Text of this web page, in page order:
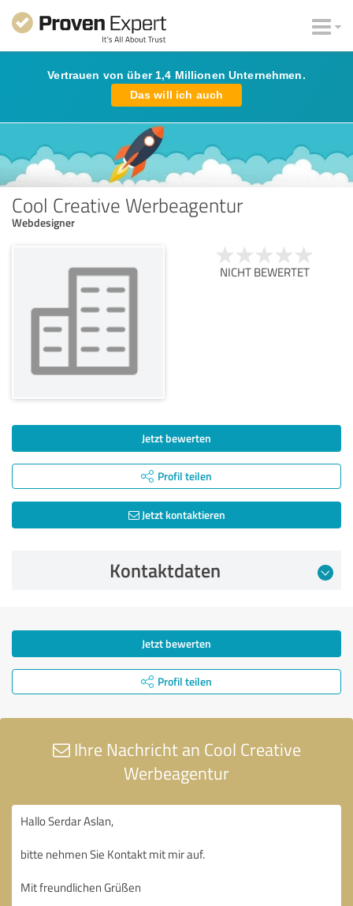
Vertrauen von über 1,4 Millionen Unternehmen.
Das will ich auch
Cool Creative Werbeagentur
Webdesigner
NICHT BEWERTET
Jetzt bewerten
Profil teilen
Jetzt kontaktieren
Kontaktdaten
Jetzt bewerten
Profil teilen
Ihre Nachricht an Cool Creative
Werbeagentur